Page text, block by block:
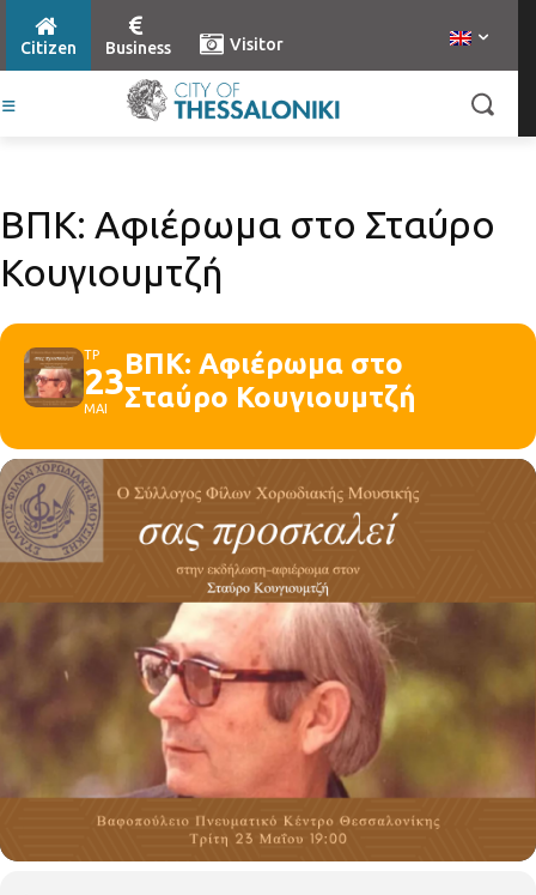
Citizen Business Visitor
ΒΠΚ: Αφιέρωμα στο Σταύρο
Κουγιουμτζή
ΤΡ
23
ΜΑΙ
ΒΠΚ: Αφιέρωμα στο
Σταύρο Κουγιουμτζή